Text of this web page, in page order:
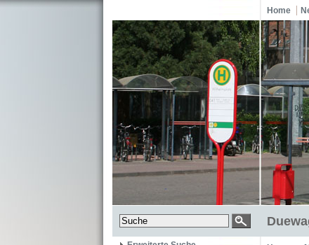
Home